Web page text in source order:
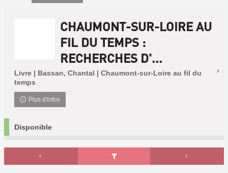
imédiat)
CHAUMONT-SUR-LOIRE AU
FIL DU TEMPS :
RECHERCHES D'...
Livre | Bassan, Chantal | Chaumont-sur-Loire au fil du
temps
Plus d'infos
Disponible